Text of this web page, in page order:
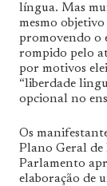
língua. Mas
mesmo
promovendo o
rompido pelo
por motivos
“liberdade
opcional no
Os
Plano Geral de
Parlamento
elaboração de